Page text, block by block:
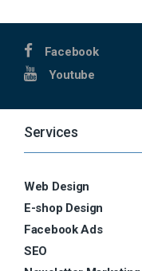
Facebook
Youtube
Services
Web Design
E-shop Design
Facebook Ads
SEO